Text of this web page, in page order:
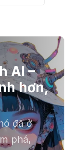
AI –
hơn,
đã ở
phá,